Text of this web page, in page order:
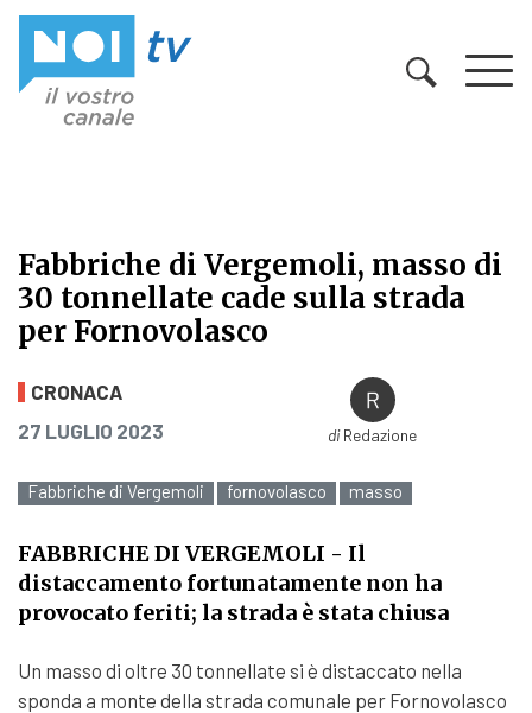
Fabbriche di Vergemoli, masso di
30 tonnellate cade sulla strada
per Fornovolasco
Fabbriche di Vergemoli, masso di
CRONACA
PUBBLICATO IL
27 LUGLIO 2023 diRedazione
Fabbriche di Vergemoli fornovolasco masso
FABBRICHE DI VERGEMOLI - Il
distaccamento fortunatamente non ha
provocato feriti; la strada è stata chiusa
Un masso di oltre 30 tonnellate si è distaccato nella
sponda a monte della strada comunale per Fornovolasco